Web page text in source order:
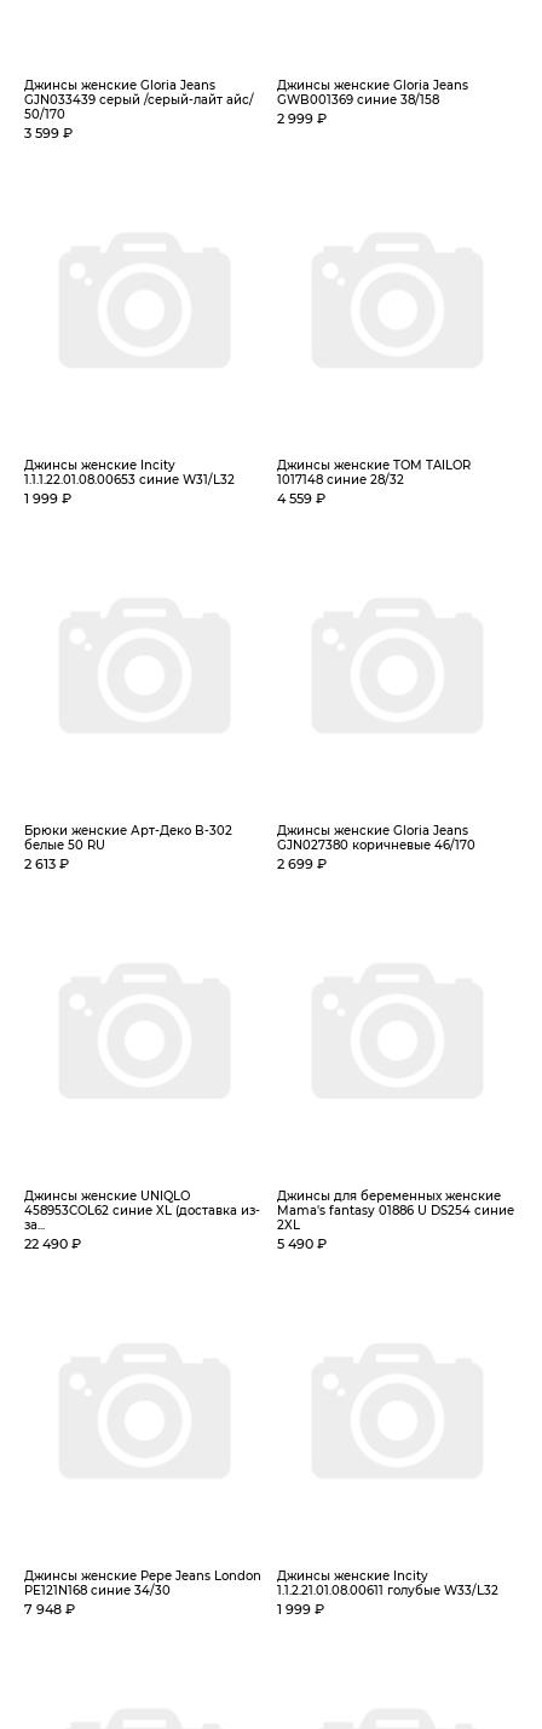
Джинсы женские Gloria Jeans
GJN033439 серый /серый-лайт айс/
50/170
3 599 ₽
Джинсы женские Gloria Jeans
GWB001369 синие 38/158
2 999 ₽
Джинсы женские Incity
1.1.1.22.01.08.00653 синие W31/L32
1 999 ₽
Джинсы женские TOM TAILOR
1017148 синие 28/32
4 559 ₽
Брюки женские Арт-Деко B-302
белые 50 RU
2 613 ₽
Джинсы женские Gloria Jeans
GJN027380 коричневые 46/170
2 699 ₽
Джинсы женские UNIQLO
458953COL62 синие XL (доставка из-
за...
22 490 ₽
Джинсы для беременных женские
Mama's fantasy 01886 U DS254 синие
2XL
5 490 ₽
Джинсы женские Pepe Jeans London
PE121N168 синие 34/30
7 948 ₽
Джинсы женские Incity
1.1.2.21.01.08.00611 голубые W33/L32
1 999 ₽